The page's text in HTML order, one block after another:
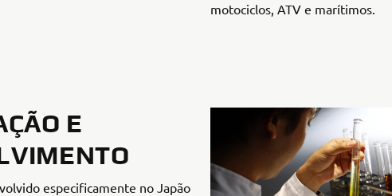
motociclos, ATV e marítimos.
E
especificamente no Japão